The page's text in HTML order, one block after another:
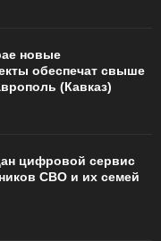
новые
обеспечат свыше
(Кавказ)
цифровой сервис
СВО и их семей